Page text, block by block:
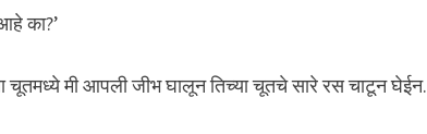
का?’
चूतमध्ये मी आपली जीभ घालून तिच्या चूतचे सारे रस चाटून घेईन.